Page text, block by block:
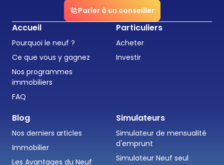
Parler à un conseiller
Accueil
Pourquoi le neuf ?
Ce que vous y gagnez
Nos programmes
immobiliers
FAQ
Particuliers
Acheter
Investir
Blog
Nos derniers articles
Immobilier
Les Avantages du Neuf
Simulateurs
Simulateur de mensualité
d'emprunt
Simulateur Neuf seul